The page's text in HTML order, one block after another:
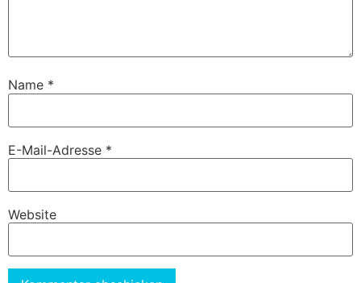
Name *
E-Mail-Adresse *
Website